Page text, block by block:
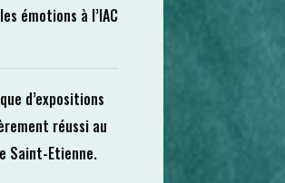
émotions à l’IAC
d’expositions
réussi au
Saint-Etienne.